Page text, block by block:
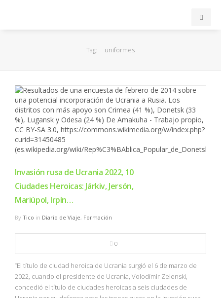
EuroLeague
FEB
FIBA
OTROS
FORMACIÓN
RIO 2016
Tag: uniformes
Invasión rusa de Ucrania 2022, 10
Ciudades Heroicas: Járkiv, Jersón,
Mariúpol, Irpín…
By Tico in Diario de Viaje, Formación
0
“El título de ciudad heroica de Ucrania surgió el 6 de marzo de
2022, cuando el presidente de Ucrania, Volodímir Zelenski,
concedió el título de ciudades heroicas a seis ciudades de